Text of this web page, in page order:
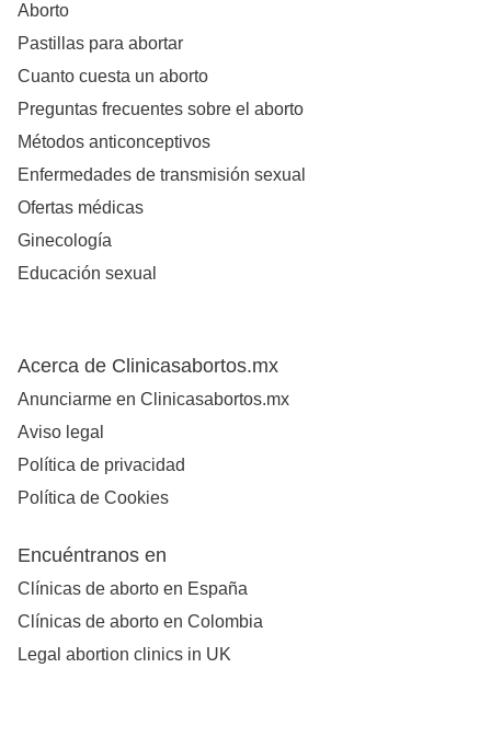
Aborto
Pastillas para abortar
Cuanto cuesta un aborto
Preguntas frecuentes sobre el aborto
Métodos anticonceptivos
Enfermedades de transmisión sexual
Ofertas médicas
Ginecología
Educación sexual
Acerca de Clinicasabortos.mx
Anunciarme en Clinicasabortos.mx
Aviso legal
Política de privacidad
Política de Cookies
Encuéntranos en
Clínicas de aborto en España
Clínicas de aborto en Colombia
Legal abortion clinics in UK